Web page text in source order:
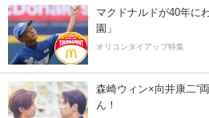
マクドナルドが40年に
園」
オリコンタイアップ特集
森崎ウィン×向井康二“
ん！